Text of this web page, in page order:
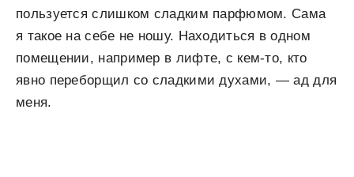
пользуется слишком сладким парфюмом. Сама
я такое на себе не ношу. Находиться в одном
помещении, например в лифте, с кем-то, кто
явно переборщил со сладкими духами, — ад для
меня.